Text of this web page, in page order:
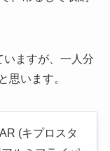
ますが、一人分
思います。
(キプロスタ